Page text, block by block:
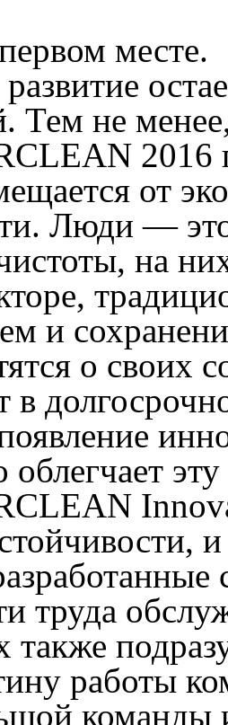
месте.
Тем не
2016
от
Люди —
на
и
о своих
облегчает
труда
также
работы
команды